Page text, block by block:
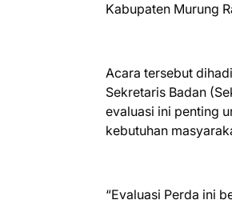
Kabupaten Murung
Acara tersebut
Sekretaris Badan
evaluasi ini penting
kebutuhan
“Evaluasi Perda ini